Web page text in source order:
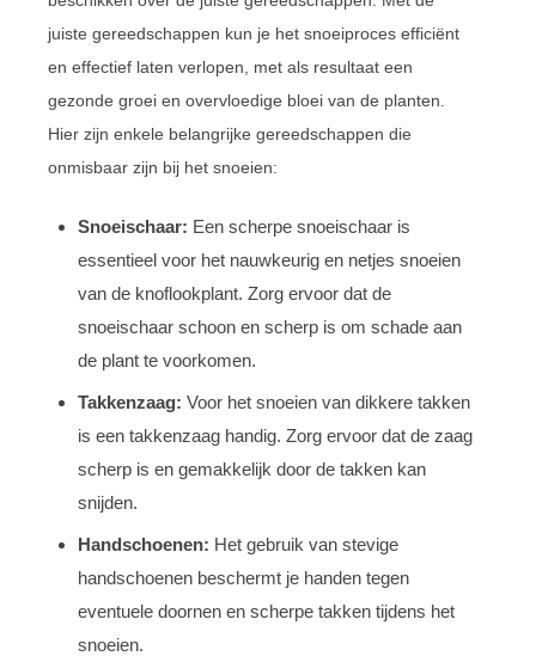
juiste gereedschappen kun je het snoeiproces efficiënt
en effectief laten verlopen, met als resultaat een
gezonde groei en overvloedige bloei van de planten.
Hier zijn enkele belangrijke gereedschappen die
onmisbaar zijn bij het snoeien:
Snoeischaar: Een scherpe snoeischaar is
essentieel voor het nauwkeurig en netjes snoeien
van de knoflookplant. Zorg ervoor dat de
snoeischaar schoon en scherp is om schade aan
de plant te voorkomen.
Takkenzaag: Voor het snoeien van dikkere takken
is een takkenzaag handig. Zorg ervoor dat de zaag
scherp is en gemakkelijk door de takken kan
snijden.
Handschoenen: Het gebruik van stevige
handschoenen beschermt je handen tegen
eventuele doornen en scherpe takken tijdens het
snoeien.